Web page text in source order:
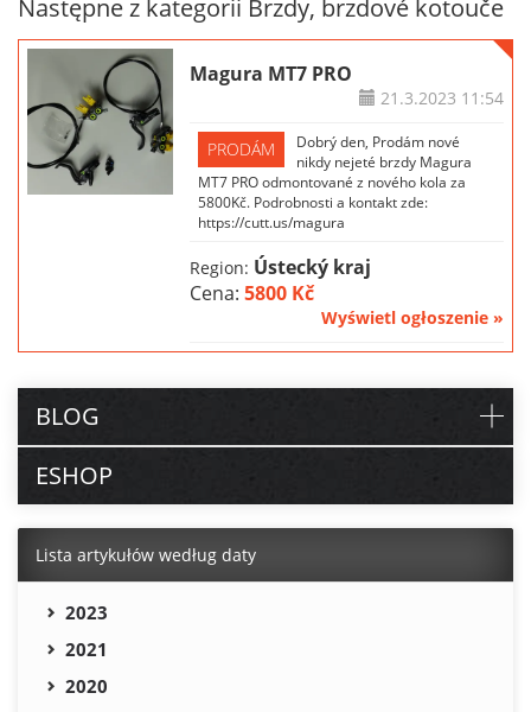
Następne z kategorii Brzdy, brzdové kotouče
Magura MT7 PRO
21.3.2023 11:54
PRODÁM
Dobrý den, Prodám nové
nikdy nejeté brzdy Magura
MT7 PRO odmontované z nového kola za
5800Kč. Podrobnosti a kontakt zde:
https://cutt.us/magura
Region: Ústecký kraj
Cena:5800 Kč
Wyświetl ogłoszenie »
BLOG
ESHOP
Lista artykułów według daty
2023
2021
2020